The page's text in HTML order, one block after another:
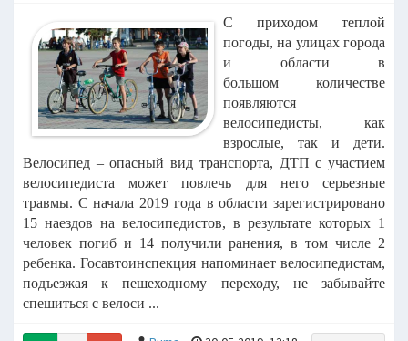
С приходом теплой
погоды, на улицах города
и области в
большом количестве
появляются
велосипедисты, как
взрослые, так и дети.
Велосипед –опасный вид транспорта, ДТП с участием
велосипедиста может повлечь для него серьезные
травмы. С начала 2019 года в области зарегистрировано
15 наездов на велосипедистов, в результате которых 1
человек погиб и 14 получили ранения, втом числе 2
ребенка.Госавтоинспекция напоминает велосипедистам,
подъезжая к пешеходному переходу, не забывайте
спешиться с велоси ...